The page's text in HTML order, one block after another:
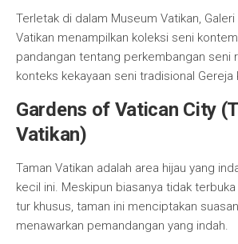
Terletak di dalam Museum Vatikan,
Vatikan menampilkan koleksi seni
pandangan tentang perkembangan seni
konteks kekayaan seni tradisional Gereja
Gardens of Vatican City
Vatikan)
Taman Vatikan adalah area hijau yang
kecil ini. Meskipun biasanya tidak
tur khusus, taman ini menciptakan
menawarkan pemandangan yang indah.